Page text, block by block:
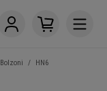
Bolzoni / HN6